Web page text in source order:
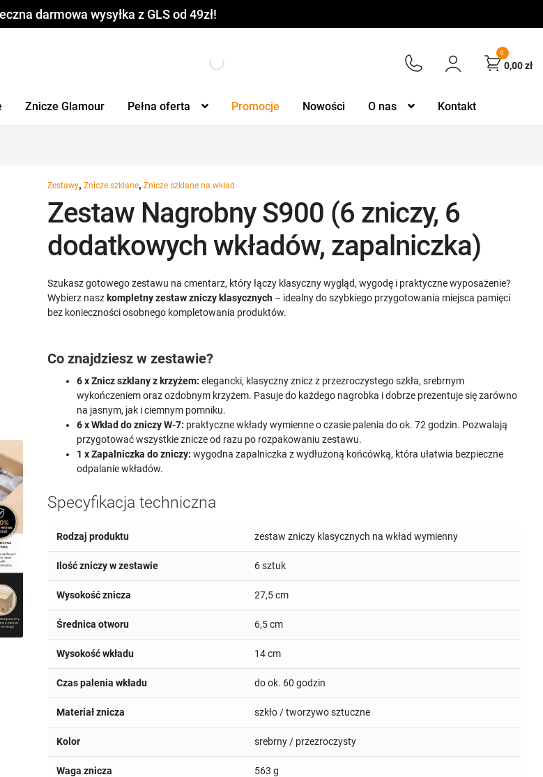
darmowa wysyłka z GLS od 49zł!
0
0,00zł
Znicze Glamour Pełna oferta Promocje Nowości O nas Kontakt
Zestawy,Znicze szklane,Znicze szklane na wkład
Zestaw Nagrobny S900 (6 zniczy, 6
dodatkowych wkładów, zapalniczka)
Szukasz gotowego zestawu na cmentarz, który łączy klasyczny wygląd, wygodę i praktyczne wyposażenie?
Wybierz nasz kompletny zestaw zniczy klasycznych – idealny do szybkiego przygotowania miejsca pamięci
bez konieczności osobnego kompletowania produktów.
Co znajdziesz w zestawie?
6 x Znicz szklany z krzyżem: elegancki, klasyczny znicz z przezroczystego szkła, srebrnym
wykończeniem oraz ozdobnym krzyżem. Pasuje do każdego nagrobka i dobrze prezentuje się zarówno
na jasnym, jak i ciemnym pomniku.
6 x Wkład do zniczy W-7: praktyczne wkłady wymienne o czasie palenia do ok. 72 godzin. Pozwalają
przygotować wszystkie znicze od razu po rozpakowaniu zestawu.
1 x Zapalniczka do zniczy: wygodna zapalniczka z wydłużoną końcówką, która ułatwia bezpieczne
odpalanie wkładów.
Specyfikacja techniczna
Rodzaj produktu zestaw zniczy klasycznych na wkład wymienny
Ilość zniczy w zestawie 6 sztuk
Wysokość znicza 27,5 cm
Średnica otworu 6,5 cm
Wysokość wkładu 14 cm
Czas palenia wkładu do ok. 60 godzin
Materiał znicza szkło / tworzywo sztuczne
Kolor srebrny / przezroczysty
Waga znicza 563 g